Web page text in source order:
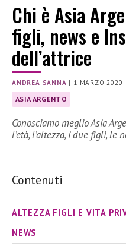
Chi è Asia
figli, news e
dell’attrice
ANDREA SANNA | 1 MARZO 2020
ASIA ARGENTO
Conosciamo meglio Asia
l’età, l’altezza, i due figli,
Contenuti
ALTEZZA FIGLI E VITA
NEWS